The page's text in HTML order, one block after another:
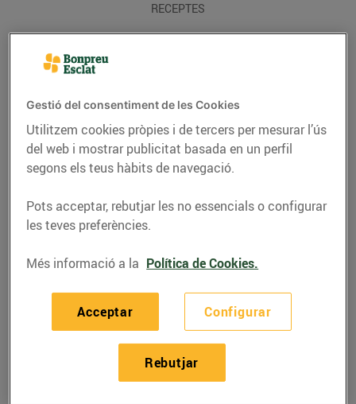
RECEPTES
05/de maig/2021
Ingredients per a 4 persones:
Gestió del consentiment de les Cookies
Utilitzem cookies pròpies i de tercers per mesurar l’ús
del web i mostrar publicitat basada en un perfil
segons els teus hàbits de navegació.
Pots acceptar, rebutjar les no essencials o configurar
les teves preferències.
Més informació a la Política de Cookies.
Configurar
Rebutjar
Acceptar